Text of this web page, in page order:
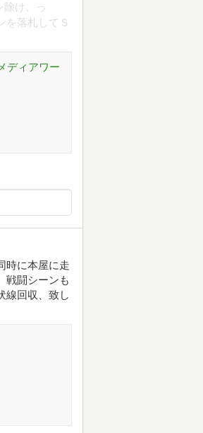
除け、っ
を落札してＳ
ディアワー
時に本屋に走
戦闘シーンも
線回収、致し